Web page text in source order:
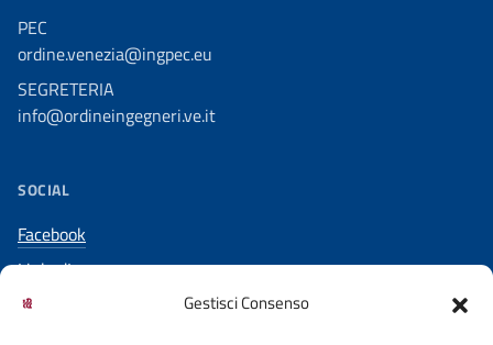
Gestisci Consenso
PEC
ordine.venezia@ingpec.eu
SEGRETERIA
info@ordineingegneri.ve.it
SOCIAL
Facebook
LinkedIn
YouTube